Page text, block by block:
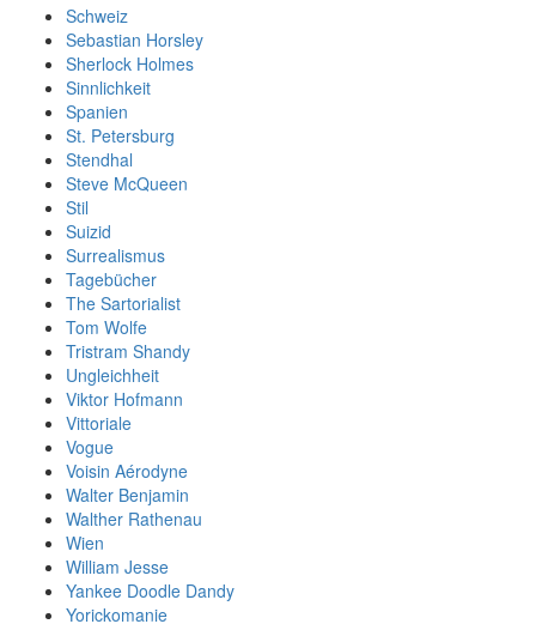
Schweiz
Sebastian Horsley
Sherlock Holmes
Sinnlichkeit
Spanien
St. Petersburg
Stendhal
Steve McQueen
Stil
Suizid
Surrealismus
Tagebücher
The Sartorialist
Tom Wolfe
Tristram Shandy
Ungleichheit
Viktor Hofmann
Vittoriale
Vogue
Voisin Aérodyne
Walter Benjamin
Walther Rathenau
Wien
William Jesse
Yankee Doodle Dandy
Yorickomanie